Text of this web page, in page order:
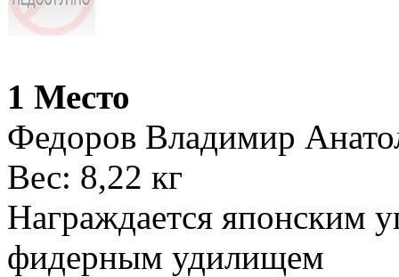
1 Место
Федоров Владимир
Вес: 8,22 кг
Награждается японским
фидерным удилищем